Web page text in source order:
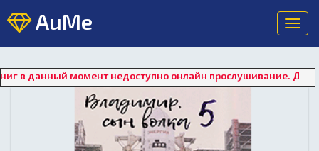
AuMe
момент недоступно онлайн прослушивание. Для